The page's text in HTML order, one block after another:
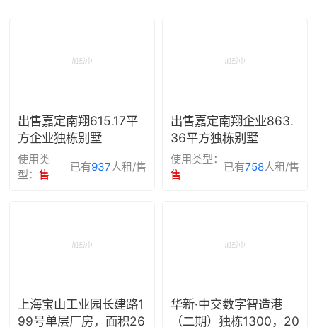
出售嘉定南翔615.17平
方企业独栋别墅
使用类
型：售
已有937人租/售
出售嘉定南翔企业863.
36平方独栋别墅
使用类型：
售
已有758人租/售
上海宝山工业园长建路1
99号单层厂房，面积26
华新·中交数字智造港
（二期）独栋1300，20